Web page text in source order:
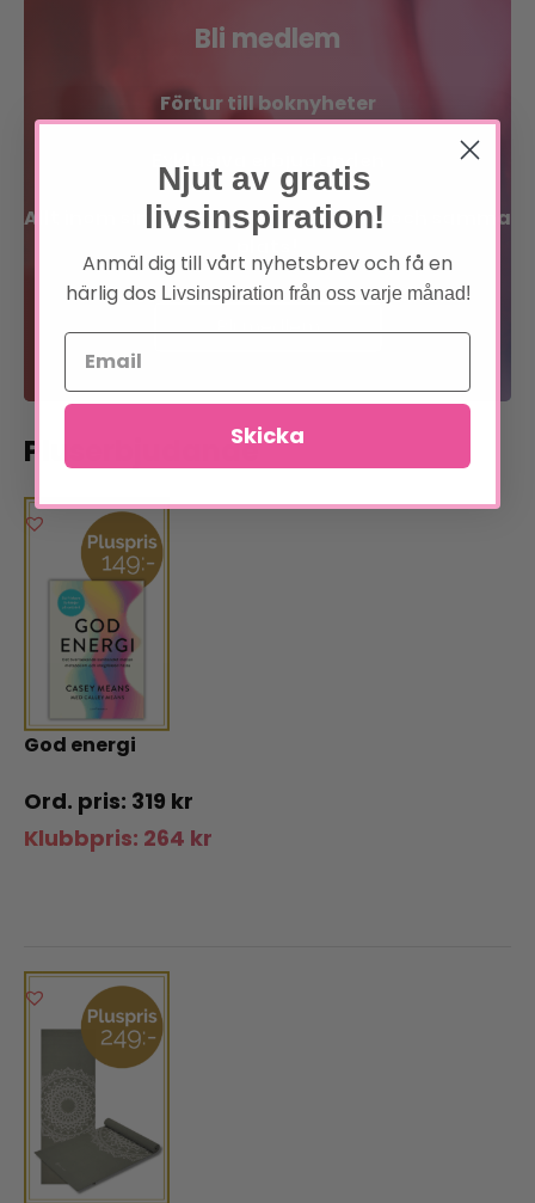
Bli medlem
Förtur till boknyheter
Exklusiva erbjudanden
Allt inom sinne, kropp och själ på en och samma
Bli medlem
Pluserbjudande
God energi
319 kr
Klubbpris: 264 kr
Njut av gratis
livsinspiration!
Anmäl dig till vårt nyhetsbrev och få en
härlig dos Livsinspiration från oss varje månad!
Skicka